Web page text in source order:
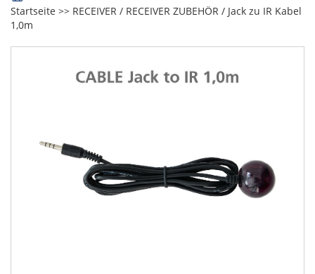
Startseite >> RECEIVER / RECEIVER ZUBEHÖR / Jack zu IR Kabel
1,0m